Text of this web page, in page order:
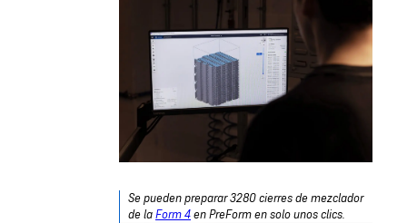
Se pueden preparar 3280 cierres de mezclador
de laForm 4en PreForm en solo unos clics.